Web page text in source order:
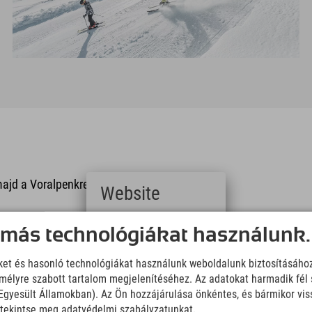
a Voralpenkreuznál az A9-
az A9-es utat.
hajtson le, és kövesse
technológiákat használunk.
és hasonló technológiákat használunk weboldalunk
szabott tartalom megjelenítéséhez. Az adatokat harmadik
Államokban). Az Ön hozzájárulása önkéntes, és bármikor
Website
Deutsch
(German)
(English)
Italiano
(Italian)
Čeština